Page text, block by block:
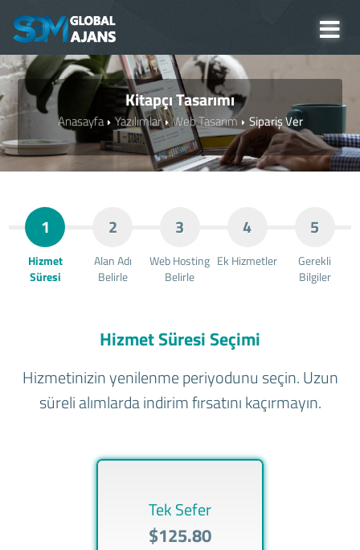
Kitapçı Tasarımı
Anasayfa Yazılımlar Web Tasarım Sipariş Ver
1
Hizmet
Süresi
2
Alan Adı
Belirle
3
Web Hosting
Belirle
4
Ek Hizmetler
5
Gerekli
Bilgiler
Hizmet Süresi Seçimi
Hizmetinizin yenilenme periyodunu seçin. Uzun
süreli alımlarda indirim fırsatını kaçırmayın.
Tek Sefer
$125.80